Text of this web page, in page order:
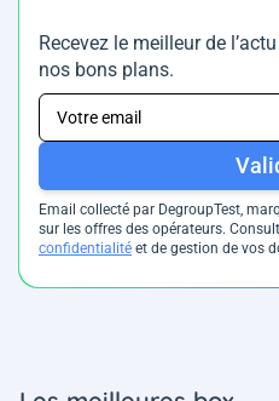
Recevez le meilleur de
nos bons plans.
Email collecté par DegroupTest,
sur les offres des opérateurs.
confidentialité et de gestion de vos